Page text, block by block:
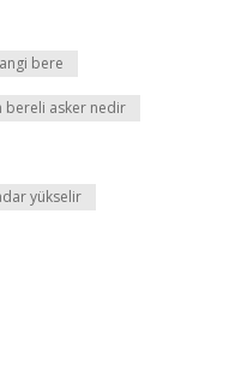
bere
bereli asker nedir
yükselir